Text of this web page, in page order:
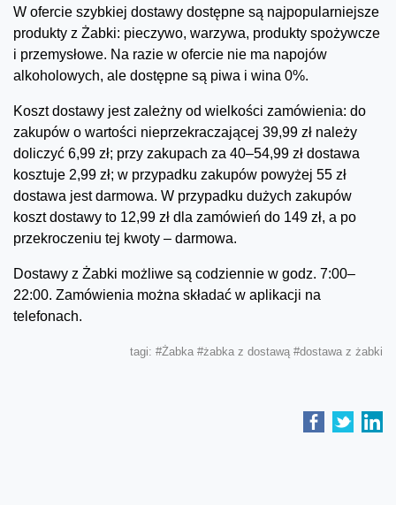
W ofercie szybkiej dostawy dostępne są najpopularniejsze
produkty z Żabki: pieczywo, warzywa, produkty spożywcze
i przemysłowe. Na razie w ofercie nie ma napojów
alkoholowych, ale dostępne są piwa i wina 0%.
Koszt dostawy jest zależny od wielkości zamówienia: do
zakupów o wartości nieprzekraczającej 39,99 zł należy
doliczyć 6,99 zł; przy zakupach za 40–54,99 zł dostawa
kosztuje 2,99 zł; w przypadku zakupów powyżej 55 zł
dostawa jest darmowa. W przypadku dużych zakupów
koszt dostawy to 12,99 zł dla zamówień do 149 zł, a po
przekroczeniu tej kwoty – darmowa.
Dostawy z Żabki możliwe są codziennie w godz. 7:00–
22:00. Zamówienia można składać w aplikacji na
telefonach.
tagi: #Żabka #żabka z dostawą #dostawa z żabki